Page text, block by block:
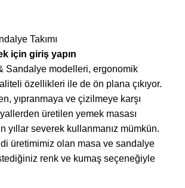
Takımı
için giriş yapın
Sandalye modelleri, ergonomik
özellikleri ile de ön plana çıkıyor.
yıpranmaya ve çizilmeye karşı
üretilen yemek masası
yıllar severek kullanmanız mümkün.
üretimimiz olan masa ve sandalye
renk ve kumaş seçeneğiyle